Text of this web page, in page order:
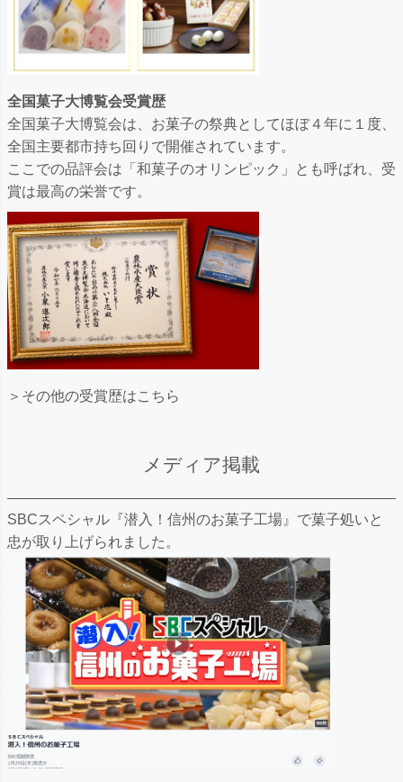
全国菓子大博覧会受賞歴
全国菓子大博覧会は、お菓子の祭典としてほぼ４年に１度、
全国主要都市持ち回りで開催されています。
ここでの品評会は「和菓子のオリンピック」とも呼ばれ、受
賞は最高の栄誉です。
＞その他の受賞歴はこちら
メディア掲載
SBCスペシャル『潜入！信州のお菓子工場』で菓子処いと
忠が取り上げられました。